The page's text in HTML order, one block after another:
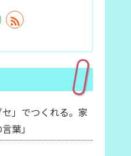
」でつくれる。家
葉」